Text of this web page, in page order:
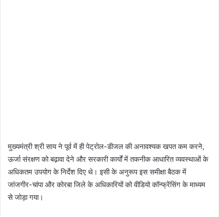
मुख्यमंत्री श्री साय ने पूर्व में ही पेट्रोल-डीजल की अनावश्यक खपत कम करने,
ऊर्जा संरक्षण को बढ़ावा देने और सरकारी कार्यों में तकनीक आधारित व्यवस्थाओं के
अधिकतम उपयोग के निर्देश दिए थे। इसी के अनुरूप इस समीक्षा बैठक में
जांजगीर-चांपा और कोरबा जिले के अधिकारियों को वीडियो कॉन्फ्रेंसिंग के माध्यम
से जोड़ा गया।